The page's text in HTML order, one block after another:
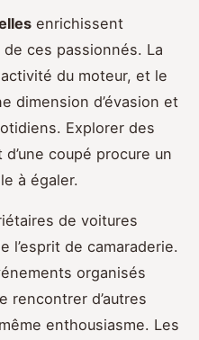
enrichissent
ces passionnés. La
du moteur, et le
dimension d’évasion et
Explorer des
coupé procure un
à égaler.
de voitures
l’esprit de camaraderie.
organisés
rencontrer d’autres
enthousiasme. Les